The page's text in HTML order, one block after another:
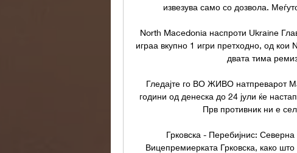
извезува само со дозвола.
North Macedonia наспроти Ukraine
играа вкупно 1 игри претходно, од
двата тима
Гледајте го ВО ЖИВО натпреварот
години од денеска до 24 јули ќе
Прв противник ни е
Грковска - Перебијнис:
Вицепремиерката Грковска, како